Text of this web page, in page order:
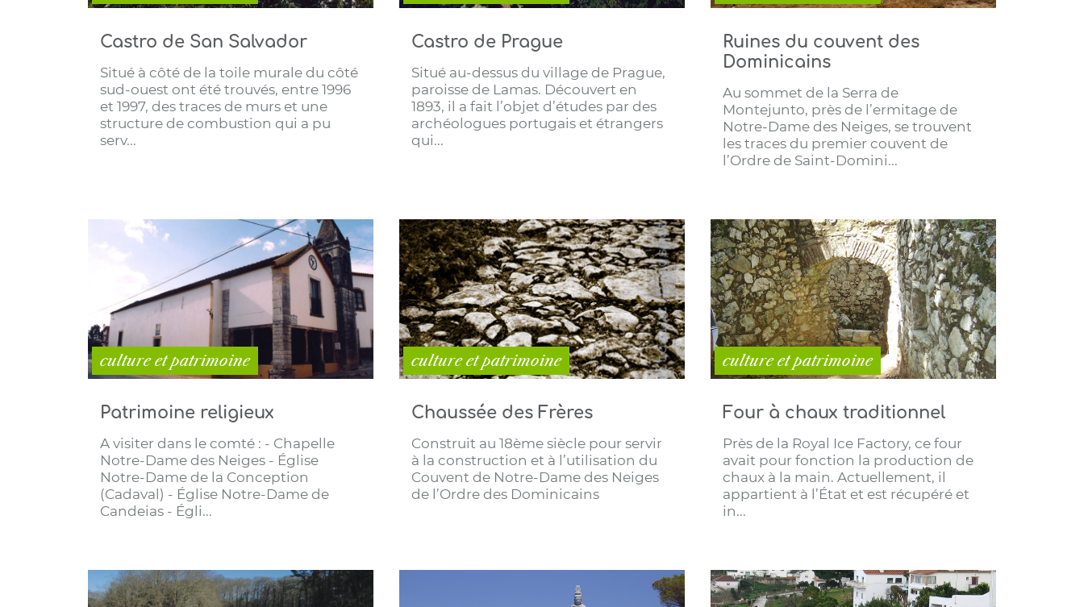
Castro de San Salvador
Situé à côté de la toile murale du côté
sud-ouest ont été trouvés, entre 1996
et 1997, des traces de murs et une
structure de combustion qui a pu
serv...
Castro de Prague
Situé au-dessus du village de Prague,
paroisse de Lamas. Découvert en
1893, il a fait l’objet d’études par des
archéologues portugais et étrangers
qui...
Ruines du couvent des
Dominicains
Au sommet de la Serra de
Montejunto, près de l’ermitage de
Notre-Dame des Neiges, se trouvent
les traces du premier couvent de
l’Ordre de Saint-Domini...
culture et patrimoine
Patrimoine religieux
A visiter dans le comté : - Chapelle
Notre-Dame des Neiges - Église
Notre-Dame de la Conception
(Cadaval) - Église Notre-Dame de
Candeias - Égli...
culture et patrimoine
Chaussée des Frères
Construit au 18ème siècle pour servir
à la construction et à l’utilisation du
Couvent de Notre-Dame des Neiges
de l’Ordre des Dominicains
culture et patrimoine
Four à chaux traditionnel
Près de la Royal Ice Factory, ce four
avait pour fonction la production de
chaux à la main. Actuellement, il
appartient à l’État et est récupéré et
in...